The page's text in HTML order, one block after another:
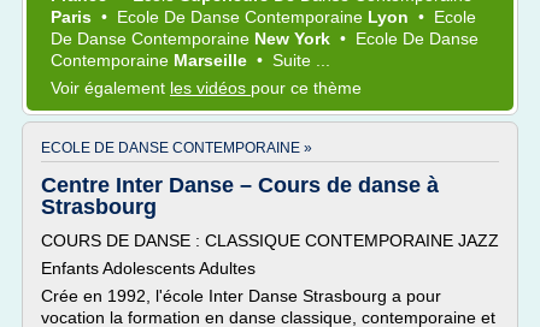
Paris • Ecole De Danse Contemporaine Lyon • Ecole
De Danse Contemporaine New York • Ecole De Danse
Contemporaine Marseille • Suite ...
Voir également les vidéos pour ce thème
ECOLE DE DANSE CONTEMPORAINE »
Centre Inter Danse – Cours de danse à
Strasbourg
COURS DE DANSE : CLASSIQUE CONTEMPORAINE JAZZ
Enfants Adolescents Adultes
Crée en 1992, l'école Inter Danse Strasbourg a pour
vocation la formation en danse classique, contemporaine et